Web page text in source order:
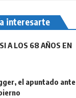
interesarte
A LOS 68 AÑOS EN
el apuntado ante